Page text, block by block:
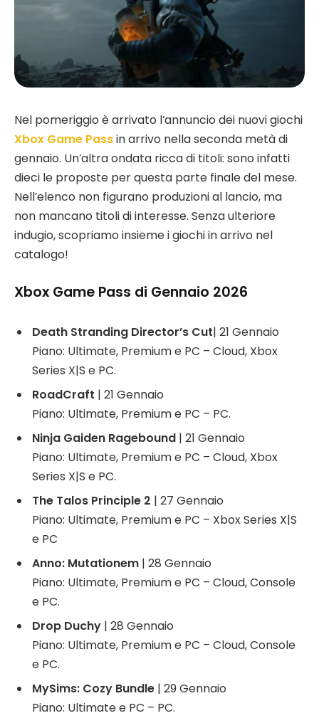
Nel pomeriggio è arrivato l’annuncio dei nuovi giochi
Xbox Game Passin arrivo nella seconda metà di
gennaio. Un’altra ondata ricca di titoli: sono infatti
dieci le proposte per questa parte finale del mese.
Nell’elenco non figurano produzioni al lancio, ma
non mancano titoli di interesse. Senza ulteriore
indugio, scopriamo insieme i giochi in arrivo nel
catalogo!
Xbox Game Pass di Gennaio 2026
Death Stranding Director’s Cut| 21 Gennaio
Piano: Ultimate, Premium e PC – Cloud, Xbox
Series X|S e PC.
RoadCraft | 21 Gennaio
Piano: Ultimate, Premium e PC – PC.
Ninja Gaiden Ragebound | 21 Gennaio
Piano: Ultimate, Premium e PC – Cloud, Xbox
Series X|S e PC.
The Talos Principle 2 | 27 Gennaio
Piano: Ultimate, Premium e PC – Xbox Series X|S
e PC
Anno: Mutationem | 28 Gennaio
Piano: Ultimate, Premium e PC – Cloud, Console
e PC.
Drop Duchy | 28 Gennaio
Piano: Ultimate, Premium e PC – Cloud, Console
e PC.
MySims: Cozy Bundle | 29 Gennaio
Piano: Ultimate e PC – PC.